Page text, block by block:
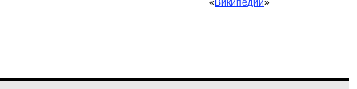
« Википедии»